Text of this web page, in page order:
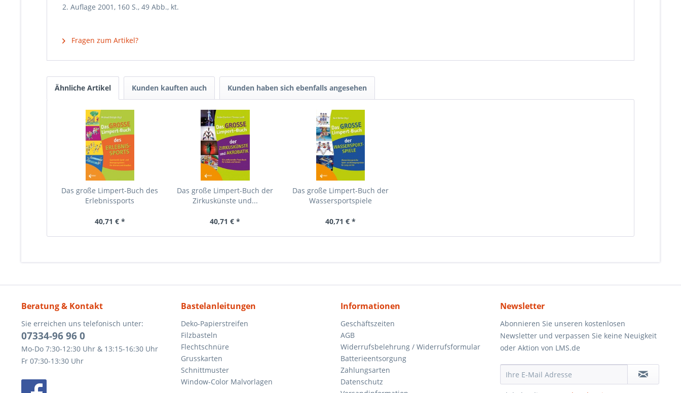
2. Auflage 2001, 160 S., 49 Abb., kt.
Fragen zum Artikel?
Ähnliche Artikel Kunden kauften auch Kunden haben sich ebenfalls angesehen
Das große Limpert-Buch des
Erlebnissports
40,71 € *
Das große Limpert-Buch der
Zirkuskünste und...
40,71 € *
Das große Limpert-Buch der
Wassersportspiele
40,71 € *
Beratung & Kontakt
Sie erreichen uns telefonisch unter:
07334-96 96 0
Mo-Do 7:30-12:30 Uhr & 13:15-16:30 Uhr
Fr 07:30-13:30 Uhr
Bastelanleitungen
Deko-Papierstreifen
Filzbasteln
Flechtschnüre
Grusskarten
Schnittmuster
Window-Color Malvorlagen
Informationen
Geschäftszeiten
AGB
Widerrufsbelehrung / Widerrufsformular
Batterieentsorgung
Zahlungsarten
Datenschutz
Newsletter
Abonnieren Sie unseren kostenlosen
Newsletter und verpassen Sie keine Neuigkeit
oder Aktion von LMS.de